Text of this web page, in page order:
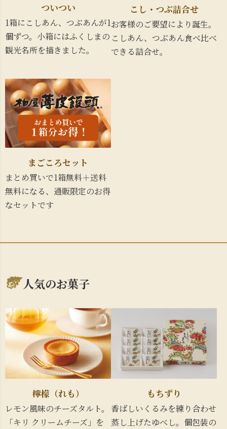
ついつい
1箱にこしあん、つぶあんが1
個ずつ。小箱にはふくしまの
観光名所を描きました。
こし・つぶ詰合せ
お客様のご要望により誕生。
こしあん、つぶあん食べ比べ
できる詰合せ。
まごころセット
まとめ買いで1箱無料＋送料
無料になる、通販限定のお得
なセットです
人気のお菓子
檸檬（れも）
レモン風味のチーズタルト。
「キリ クリームチーズ」を
もちずり
香ばしいくるみを練り合わせ
蒸し上げたゆべし。個包装の